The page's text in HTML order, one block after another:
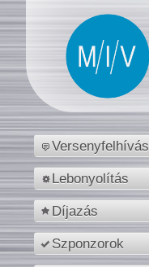
Versenyfelhívás
Lebonyolítás
Díjazás
Szponzorok